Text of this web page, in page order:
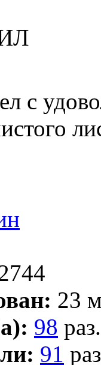
с
23
98 раз.
91